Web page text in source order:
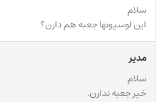
سلام
این لوسیونها جعبه هم دارن؟
مدیر
سلام
خیر جعبه ندارن.